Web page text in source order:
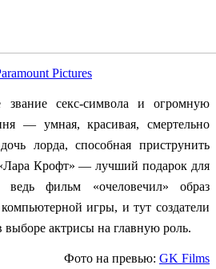
Pictures
звание секс-символа и огромную
— умная, красивая, смертельно
лорда, способная приструнить
Крофт» — лучший подарок для
фильм «очеловечил» образ
игры, и тут создатели
выборе актрисы на главную роль.
Фото на превью: GK Films